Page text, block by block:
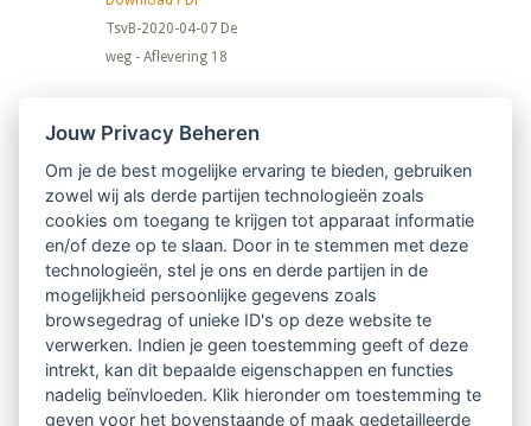
TsvB-2020-04-07 De
weg - Aflevering 18
Nieuwsbrief
Ontvang 10 x per jaar de LVSC-
relatienieuwsbrief met o.a.:
vrij toegankelijke TsvB-artikelen
nieuws op het vlak van professioneel
begeleiden
Jouw Privacy Beheren
Om je de best mogelijke ervaring te bieden, gebruiken
zowel wij als derde partijen technologieën zoals
cookies om toegang te krijgen tot apparaat informatie
en/of deze op te slaan. Door in te stemmen met deze
technologieën, stel je ons en derde partijen in de
mogelijkheid persoonlijke gegevens zoals
browsegedrag of unieke ID's op deze website te
verwerken. Indien je geen toestemming geeft of deze
intrekt, kan dit bepaalde eigenschappen en functies
nadelig beïnvloeden. Klik hieronder om toestemming te
geven voor het bovenstaande of maak gedetailleerde